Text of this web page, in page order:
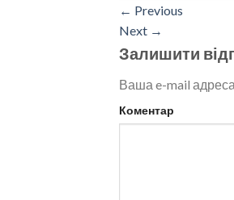
← Previous
Next →
Залишити
Ваша e-mail
Коментар